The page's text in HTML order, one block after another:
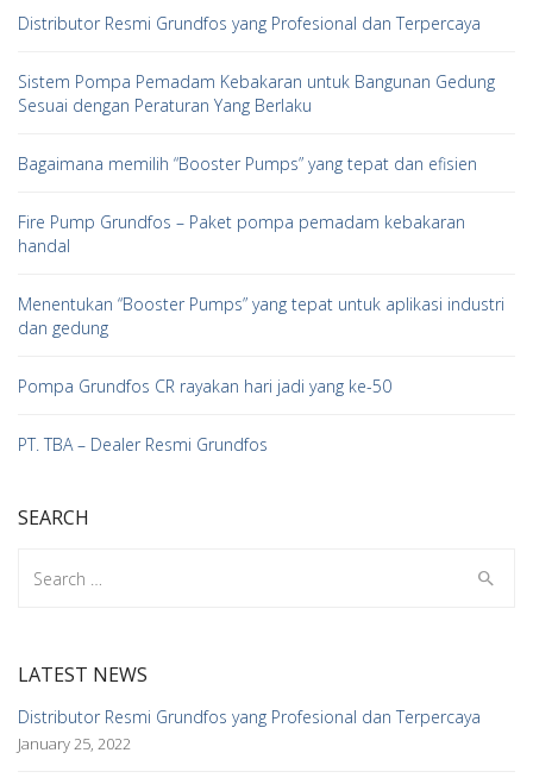
Distributor Resmi Grundfos yang Profesional dan Terpercaya
Sistem Pompa Pemadam Kebakaran untuk Bangunan Gedung
Sesuai dengan Peraturan Yang Berlaku
Bagaimana memilih “Booster Pumps” yang tepat dan efisien
Fire Pump Grundfos – Paket pompa pemadam kebakaran
handal
Menentukan “Booster Pumps” yang tepat untuk aplikasi industri
dan gedung
Pompa Grundfos CR rayakan hari jadi yang ke-50
PT. TBA – Dealer Resmi Grundfos
SEARCH
for:
LATEST NEWS
Distributor Resmi Grundfos yang Profesional dan Terpercaya
January 25, 2022